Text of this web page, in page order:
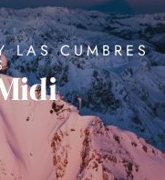
LAS CUMBRES